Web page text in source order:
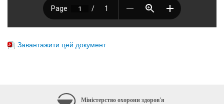
Завантажити цей документ
Міністерство охорони здоров'я